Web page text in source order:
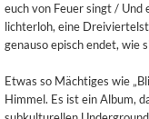
euch von Feuer singt / Und
lichterloh, eine
genauso episch endet, wie
Etwas so Mächtiges wie
Himmel. Es ist ein Album,